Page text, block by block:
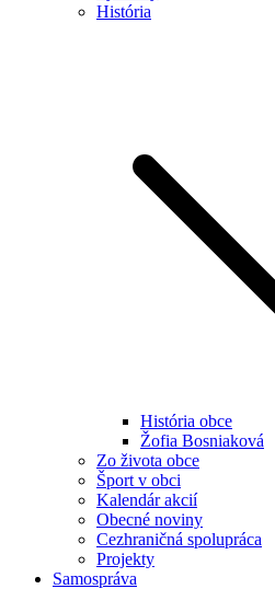
História
História obce
Žofia Bosniaková
Zo života obce
Šport v obci
Kalendár akcií
Obecné noviny
Cezhraničná spolupráca
Projekty
Samospráva